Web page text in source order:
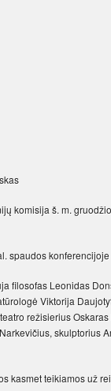
ko­mi­si­ja š. m.
spau­dos
fi­lo­so­fas Leo­ni­das
Vik­to­ri­ja
re­ži­sie­rius
skulp­to­rius
kas­met tei­kia­mos už